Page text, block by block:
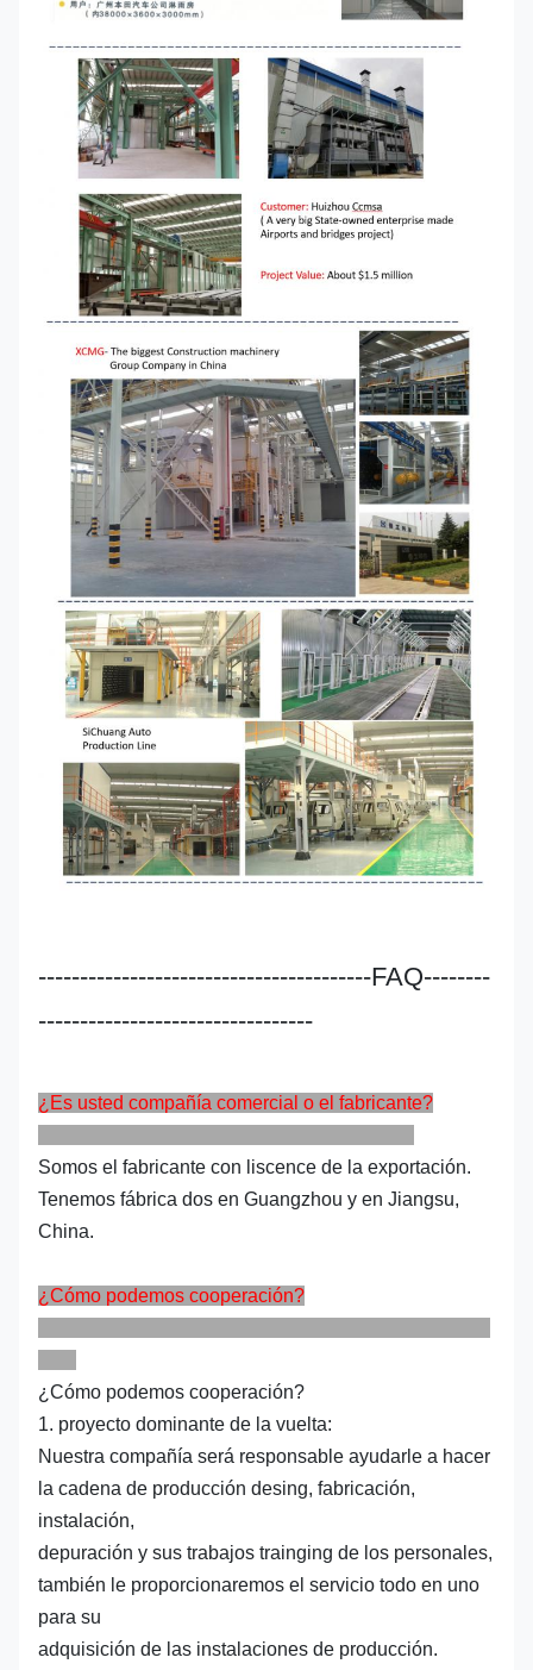
----------------------------------------FAQ--------
---------------------------------
¿Es usted compañía comercial o el fabricante?
Somos el fabricante con liscence de la exportación.
Tenemos fábrica dos en Guangzhou y en Jiangsu,
China.
¿Cómo podemos cooperación?
¿Cómo podemos cooperación?
1. proyecto dominante de la vuelta:
Nuestra compañía será responsable ayudarle a hacer
la cadena de producción desing, fabricación,
instalación,
depuración y sus trabajos trainging de los personales,
también le proporcionaremos el servicio todo en uno
para su
adquisición de las instalaciones de producción.